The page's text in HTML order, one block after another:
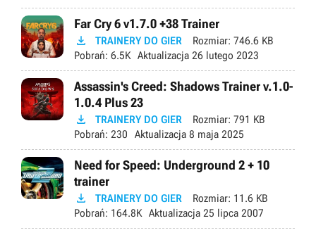
Far Cry 6 v1.7.0 +38 Trainer
 TRAINERY DO GIER Rozmiar: 746.6 KB
Pobrań: 6.5K Aktualizacja 26 lutego 2023
Assassin's Creed: Shadows Trainer v.1.0-
1.0.4 Plus 23
 TRAINERY DO GIER Rozmiar: 791 KB
Pobrań: 230 Aktualizacja 8 maja 2025
Need for Speed: Underground 2 + 10
trainer
 TRAINERY DO GIER Rozmiar: 11.6 KB
Pobrań: 164.8K Aktualizacja 25 lipca 2007